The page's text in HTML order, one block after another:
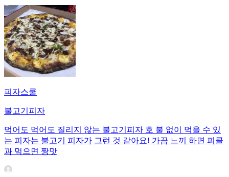
피자스쿨
불고기피자
먹어도 먹어도 질리지 않는 불고기피자 호 불 없이 먹을 수 있
는 피자는 불고기 피자가 그런 것 같아요! 가끔 느끼 하면 피클
과 먹으면 짱맛